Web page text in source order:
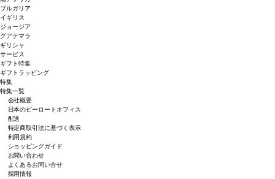
ブルガリア
イギリス
ジョージア
グアテマラ
ギリシャ
サービス
ギフト特集
ギフトラッピング
特集
特集一覧
会社概要
日本のピーロートオフィス
配送
特定商取引法に基づく表示
利用規約
ショッピングガイド
お問い合わせ
よくあるお問い合せ
採用情報